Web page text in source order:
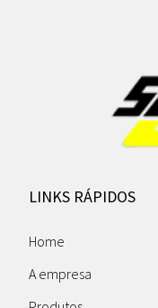
LINKS RÁPIDOS
Home
A empresa